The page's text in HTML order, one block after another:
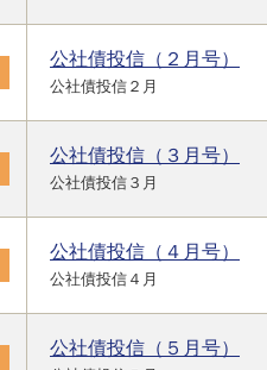
公社債投信（２月号）
公社債投信２月
公社債投信（３月号）
公社債投信３月
公社債投信（４月号）
公社債投信４月
公社債投信（５月号）